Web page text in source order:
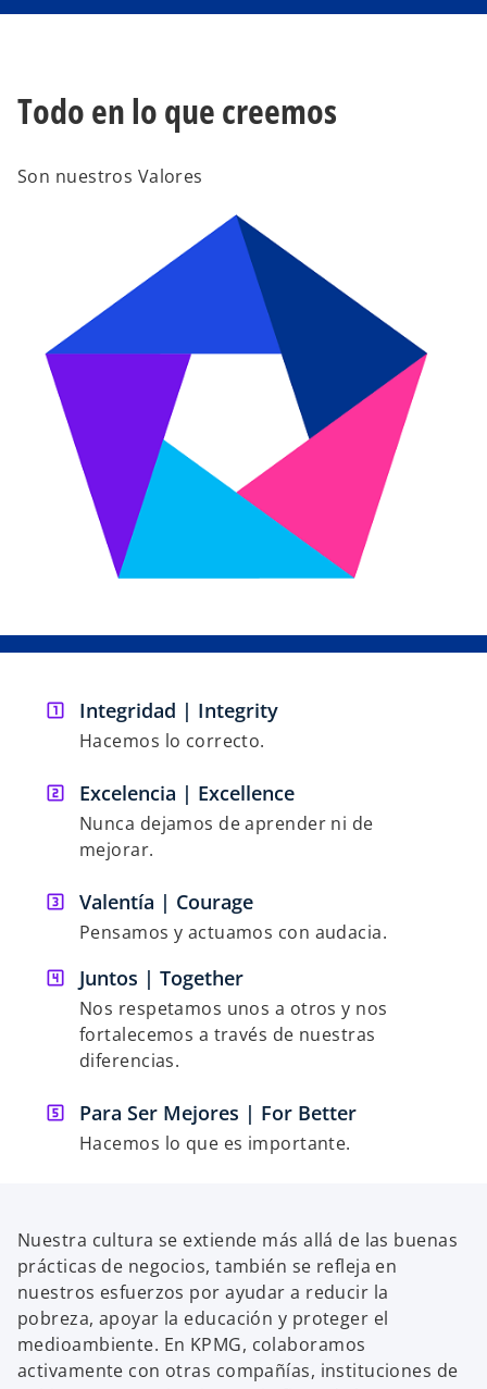
Todo en lo que creemos
Son nuestros Valores
Integridad | Integrity
Hacemos lo correcto.
Excelencia | Excellence
Nunca dejamos de aprender ni de
mejorar.
Valentía | Courage
Pensamos y actuamos con audacia.
Juntos | Together
Nos respetamos unos a otros y nos
fortalecemos a través de nuestras
diferencias.
Para Ser Mejores | For Better
Hacemos lo que es importante.
Nuestra cultura se extiende más allá de las buenas
prácticas de negocios, también se refleja en
nuestros esfuerzos por ayudar a reducir la
pobreza, apoyar la educación y proteger el
medioambiente. En KPMG, colaboramos
activamente con otras compañías, instituciones de